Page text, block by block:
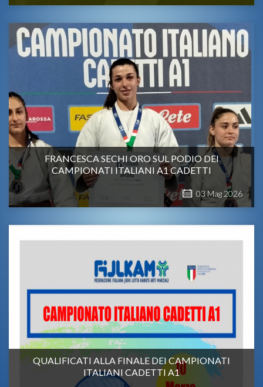
FRANCESCA SECHI ORO SUL PODIO DEI
CAMPIONATI ITALIANI A1 CADETTI
03 Mag 2026
QUALIFICATI ALLA FINALE DEI CAMPIONATI
ITALIANI CADETTI A1